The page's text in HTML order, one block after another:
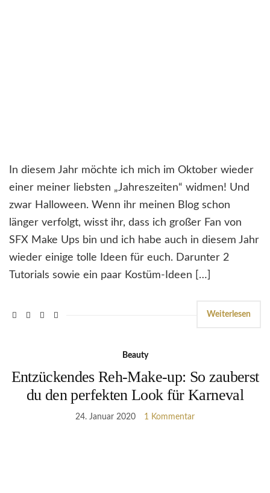
In diesem Jahr möchte ich mich im Oktober wieder
einer meiner liebsten „Jahreszeiten“ widmen! Und
zwar Halloween. Wenn ihr meinen Blog schon
länger verfolgt, wisst ihr, dass ich großer Fan von
SFX Make Ups bin und ich habe auch in diesem Jahr
wieder einige tolle Ideen für euch. Darunter 2
Tutorials sowie ein paar Kostüm-Ideen […]
Weiterlesen
Beauty
Entzückendes Reh-Make-up: So zauberst
du den perfekten Look für Karneval
24. Januar 2020 1 Kommentar